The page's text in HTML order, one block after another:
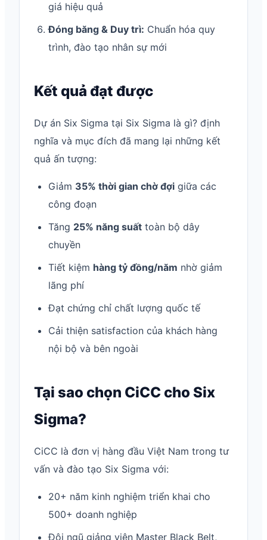
giá hiệu quả
Đóng băng & Duy trì: Chuẩn hóa quy
trình, đào tạo nhân sự mới
Kết quả đạt được
Dự án Six Sigma tại Six Sigma là gì? định
nghĩa và mục đích đã mang lại những kết
quả ấn tượng:
Giảm 35% thời gian chờ đợi giữa các
công đoạn
Tăng 25% năng suất toàn bộ dây
chuyền
Tiết kiệm hàng tỷ đồng/năm nhờ giảm
lãng phí
Đạt chứng chỉ chất lượng quốc tế
Cải thiện satisfaction của khách hàng
nội bộ và bên ngoài
Tại sao chọn CiCC cho Six
Sigma?
CiCC là đơn vị hàng đầu Việt Nam trong tư
vấn và đào tạo Six Sigma với:
20+ năm kinh nghiệm triển khai cho
500+ doanh nghiệp
Đội ngũ giảng viên Master Black Belt,